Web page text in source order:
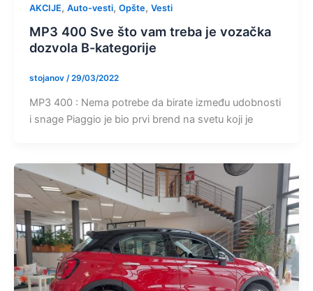
AKCIJE, Auto-vesti, Opšte, Vesti
MP3 400 Sve što vam treba je vozačka
dozvola B-kategorije
stojanov /29/03/2022
MP3 400 : Nema potrebe da birate između udobnosti
i snage Piaggio je bio prvi brend na svetu koji je